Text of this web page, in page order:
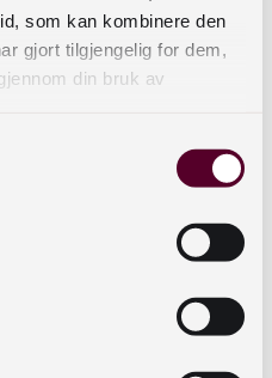
som kan kombinere den
gjort tilgjengelig for dem,
din bruk av